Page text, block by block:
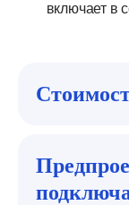
включает в